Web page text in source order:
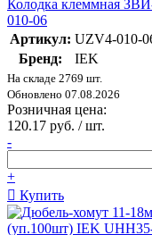
Колодка клеммная
010-06
Артикул: UZV4-010-
Бренд:
IEK
На складе 2769 шт.
Обновлено 07.08.2026
Розничная цена:
120.17 руб. / шт.
-
+
Купить